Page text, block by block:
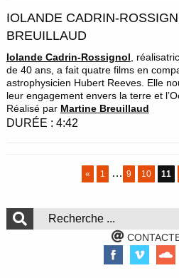
IOLANDE CADRIN-
BREUILLAUD
Iolande Cadrin-Rossignol ,
de 40 ans, a fait quatre films en
astrophysicien Hubert Reeves. Elle
leur engagement envers la terre et
Réalisé par Martine Breuillaud
DURÉE : 4:42
« 1 … 9 10 11